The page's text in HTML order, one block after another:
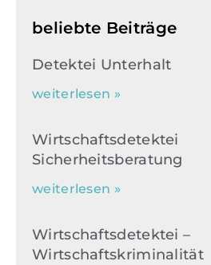
beliebte Beiträge
Detektei Unterhalt
weiterlesen »
Wirtschaftsdetektei
Sicherheitsberatung
weiterlesen »
Wirtschaftsdetektei –
Wirtschaftskriminalität